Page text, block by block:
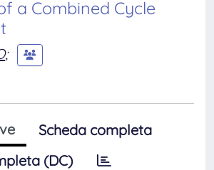
a Combined Cycle
;
Scheda completa
(DC)